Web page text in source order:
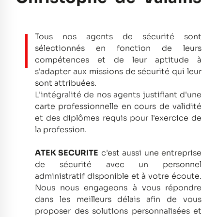
Tous nos agents de sécurité sont
sélectionnés en fonction de leurs
compétences et de leur aptitude à
s'adapter aux missions de sécurité qui leur
sont attribuées.
L'intégralité de nos agents justifiant d'une
carte professionnelle en cours de validité
et des diplômes requis pour l'exercice de
la profession.
ATEK SECURITE c'est aussi une entreprise
de sécurité avec un personnel
administratif disponible et à votre écoute.
Nous nous engageons à vous répondre
dans les meilleurs délais afin de vous
proposer des solutions personnalisées et